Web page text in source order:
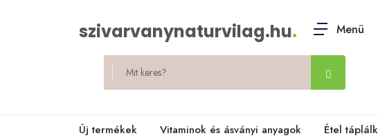
szivarvanynaturvilag.hu. Menü
Új termékek Vitaminok és ásványi anyagok Étel